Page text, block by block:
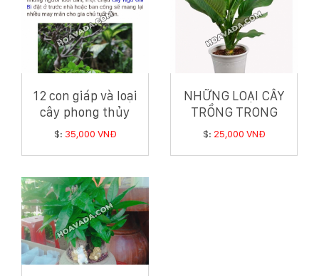
12 con giáp và loại
cây phong thủy
hợp tuổi có thể bạn
$: 35,000 VNĐ
NHỮNG LOẠI CÂY
TRỒNG TRONG
NHÀ GIÚP GIA CHỦ
$: 25,000 VNĐ